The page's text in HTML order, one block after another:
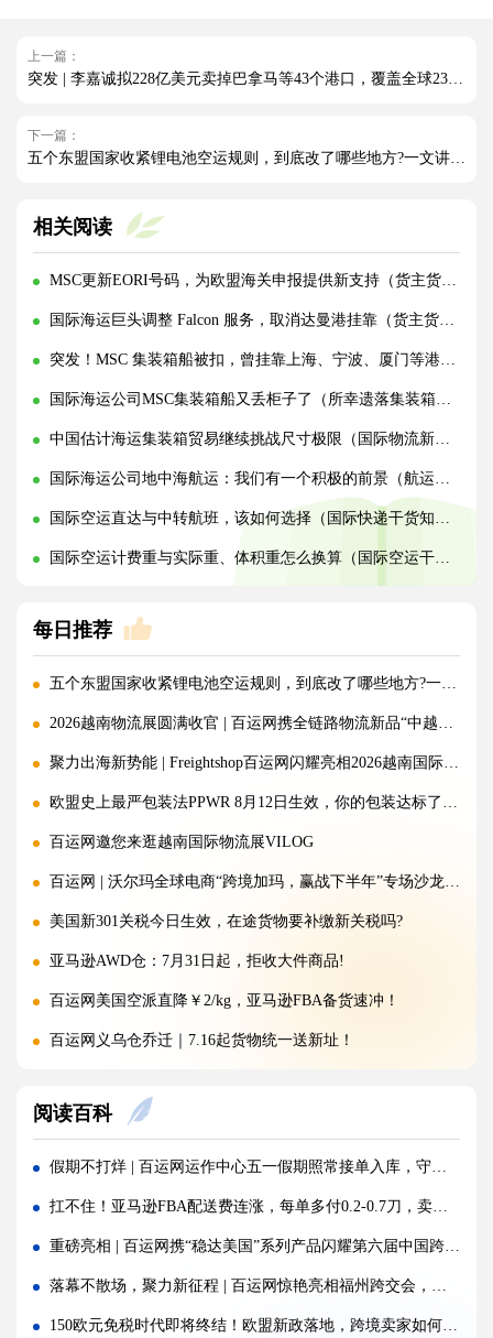
上一篇：
下一篇：
相关阅读
MSC更新EORI号码，为欧盟海关申报提供新支持（货主货代请注意）
国际海运巨头调整 Falcon 服务，取消达曼港挂靠（货主货代请注意）
突发！MSC 集装箱船被扣，曾挂靠上海、宁波、厦门等港口！
国际海运公司MSC集装箱船又丢柜子了（所幸遗落集装箱为空置状态）
中国估计海运集装箱贸易继续挑战尺寸极限（国际物流新闻资讯）
国际海运公司地中海航运：我们有一个积极的前景（航运市场前景预测）
国际空运直达与中转航班，该如何选择（国际快递干货知识分享）
国际空运计费重与实际重、体积重怎么换算（国际空运干货知识分享）
每日推荐
五个东盟国家收紧锂电池空运规则，到底改了哪些地方?一文讲清!
2026越南物流展圆满收官 | 百运网携全链路物流新品“中越美专线”强势出圈！
聚力出海新势能 | Freightshop百运网闪耀亮相2026越南国际物流展
欧盟史上最严包装法PPWR 8月12日生效，你的包装达标了吗？
百运网邀您来逛越南国际物流展VILOG
百运网 | 沃尔玛全球电商“跨境加玛，赢战下半年”专场沙龙圆满收官!
美国新301关税今日生效，在途货物要补缴新关税吗?
亚马逊AWD仓：7月31日起，拒收大件商品!
百运网美国空派直降￥2/kg，亚马逊FBA备货速冲！
百运网义乌仓乔迁｜7.16起货物统一送新址！
突发！巴基斯坦一架波音737货机失联！
警惕！违规罚10万美金/箱，出货前必看！
欧洲小包关税大反转：法国紧急暂停、意大利再度延期！
百运网|沃尔玛全球电商“智赢跨境·AI全域新运营”专场沙龙圆满收官!
倒计时1天，欧盟小包裹免税政策明日正式取消！
海运价格九连涨，外贸企业称一周一涨扛不住!
阅读百科
假期不打烊 | 百运网运作中心五一假期照常接单入库，守护每一份跨境托付！
扛不住！亚马逊FBA配送费连涨，每单多付0.2-0.7刀，卖家降本突破口在哪？
重磅亮相 | 百运网携“稳达美国”系列产品闪耀第六届中国跨境电商交易会，新客免单福利来袭！
落幕不散场，聚力新征程 | 百运网惊艳亮相福州跨交会，完美收官！
150欧元免税时代即将终结！欧盟新政落地，跨境卖家如何破局？